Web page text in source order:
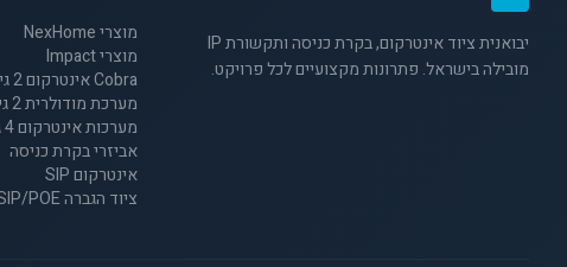
יבואנית ציוד אינטרקום, בקרת כניסה ותקשורת IP
מובילה בישראל. פתרונות מקצועיים לכל פרויקט.
מוצרי NexHome
מוצרי Impact
Cobra אינטרקום 2 גיד לבתים פרטיים
מערכת מודולרית 2 גיד
מערכות אינטרקום 4 גיד
אביזרי בקרת כניסה
אינטרקום SIP
ציוד הגברה SIP/POE